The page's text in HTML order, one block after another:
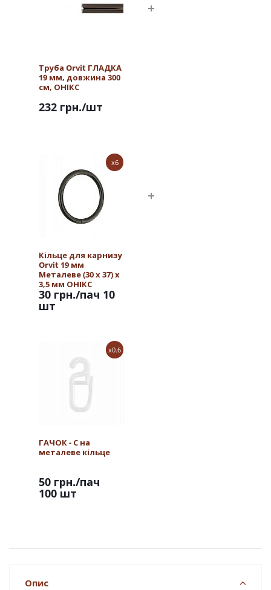
Труба Orvit ГЛАДКА
19 мм, довжина 300
см, ОНІКС
232 грн./шт
x6
Кільце для карнизу
Orvit 19 мм
Металеве (30 х 37) х
3,5 мм ОНІКС
30 грн./пач 10
шт
x0.6
ГАЧОК - С на
металеве кільце
50 грн./пач
100 шт
Опис